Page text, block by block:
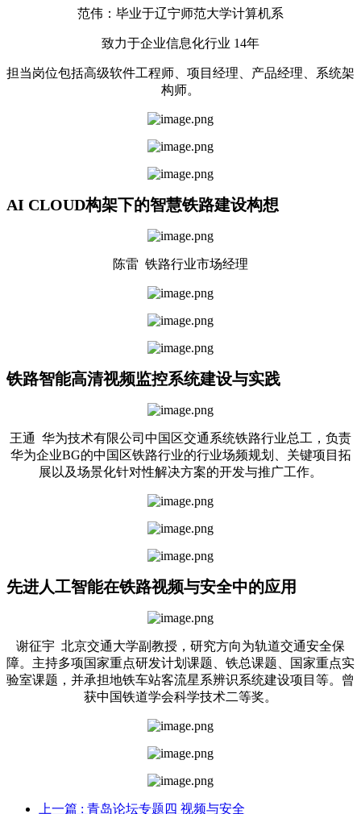
范伟：毕业于辽宁师范大学计算机系
致力于企业信息化行业 14年
担当岗位包括高级软件工程师、项目经理、产品经理、系统架
构师。
AI CLOUD构架下的智慧铁路建设构想
陈雷 铁路行业市场经理
铁路智能高清视频监控系统建设与实践
王通 华为技术有限公司中国区交通系统铁路行业总工，负责
华为企业BG的中国区铁路行业的行业场频规划、关键项目拓
展以及场景化针对性解决方案的开发与推广工作。
先进人工智能在铁路视频与安全中的应用
谢征宇 北京交通大学副教授，研究方向为轨道交通安全保
障。主持多项国家重点研发计划课题、铁总课题、国家重点实
验室课题，并承担地铁车站客流星系辨识系统建设项目等。曾
获中国铁道学会科学技术二等奖。
上一篇 : 青岛论坛专题四 视频与安全